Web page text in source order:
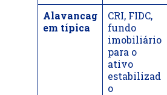
Alavancag
em típica
CRI, FIDC,
fundo
imobiliário
para o
ativo
estabilizad
o